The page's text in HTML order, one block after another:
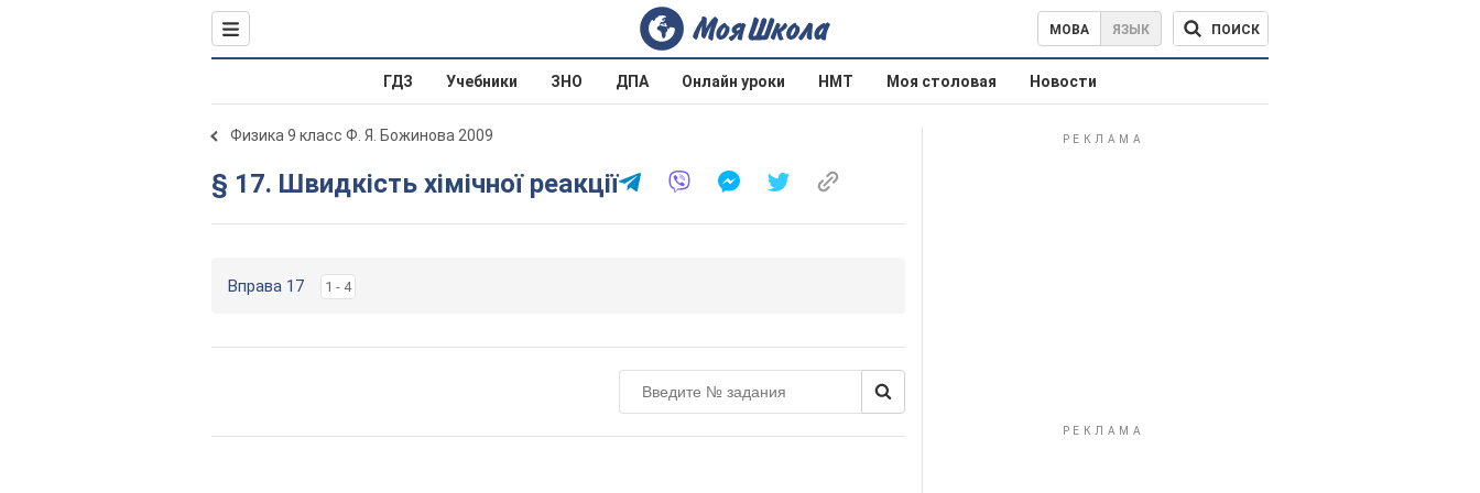
МОВА ЯЗЫК ПОИСК
ГДЗ Учебники ЗНО ДПА Онлайн уроки НМТ Моя столовая Новости
Физика 9 класс Ф. Я. Божинова 2009
§ 17. Швидкість хімічної реакції
Вправа 17 1 - 4